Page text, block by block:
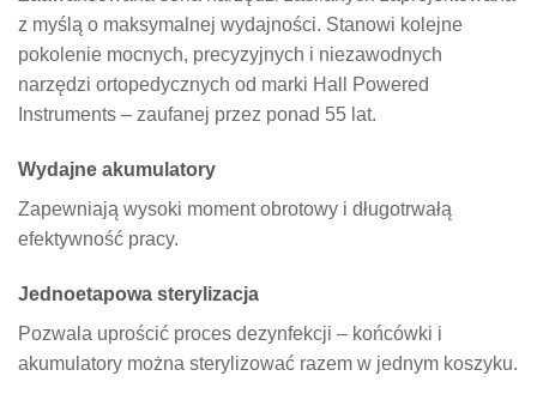
z myślą o maksymalnej wydajności. Stanowi kolejne
pokolenie mocnych, precyzyjnych i niezawodnych
narzędzi ortopedycznych od marki Hall Powered
Instruments – zaufanej przez ponad 55 lat.
Wydajne akumulatory
Zapewniają wysoki moment obrotowy i długotrwałą
efektywność pracy.
Jednoetapowa sterylizacja
Pozwala uprościć proces dezynfekcji – końcówki i
akumulatory można sterylizować razem w jednym koszyku.